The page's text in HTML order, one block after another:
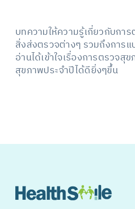
บทความให้ความรู้เกี่ยวกับการ
สิ่งส่งตรวจต่างๆ รวมถึงการ
อ่านได้เข้าใจเรื่องการตรวจสุ
สุขภาพประจำปีได้ดียิ่งๆขึ้น